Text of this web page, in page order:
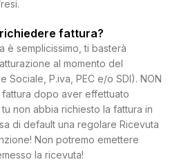
fattura?
è semplicissimo, ti basterà
al momento del
Sociale, P.iva, PEC e/o SDI). NON
dopo aver effettuato
non abbia richiesto la fattura in
di default una regolare Ricevuta
Non potremo emettere
la ricevuta!